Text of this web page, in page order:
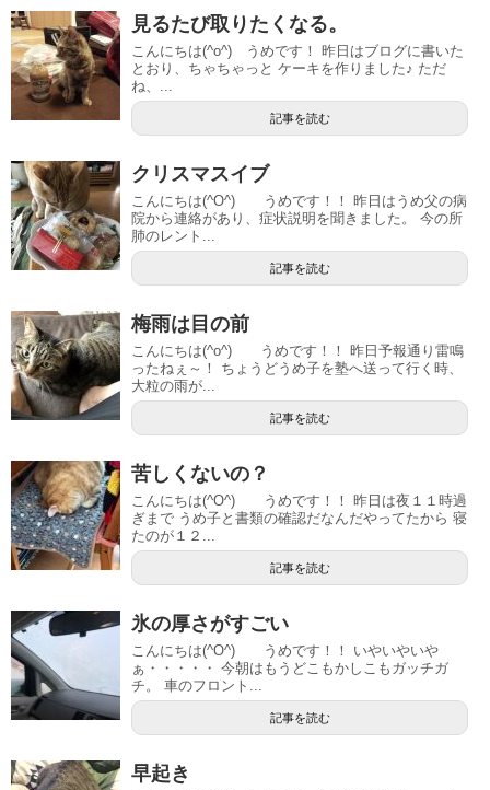
見るたび取りたくなる。
こんにちは(^o^) うめです！ 昨日はブログに書いた
とおり、ちゃちゃっと ケーキを作りました♪ ただ
ね、...
記事を読む
クリスマスイブ
こんにちは(^O^) うめです！！ 昨日はうめ父の病
院から連絡があり、症状説明を聞きました。 今の所
肺のレント...
記事を読む
梅雨は目の前
こんにちは(^o^) うめです！！ 昨日予報通り雷鳴
ったねぇ～！ ちょうどうめ子を塾へ送って行く時、
大粒の雨が...
記事を読む
苦しくないの？
こんにちは(^O^) うめです！！ 昨日は夜１１時過
ぎまで うめ子と書類の確認だなんだやってたから 寝
たのが１２...
記事を読む
氷の厚さがすごい
こんにちは(^O^) うめです！！ いやいやいや
ぁ・・・・・ 今朝はもうどこもかしこもガッチガ
チ。 車のフロント...
記事を読む
早起き